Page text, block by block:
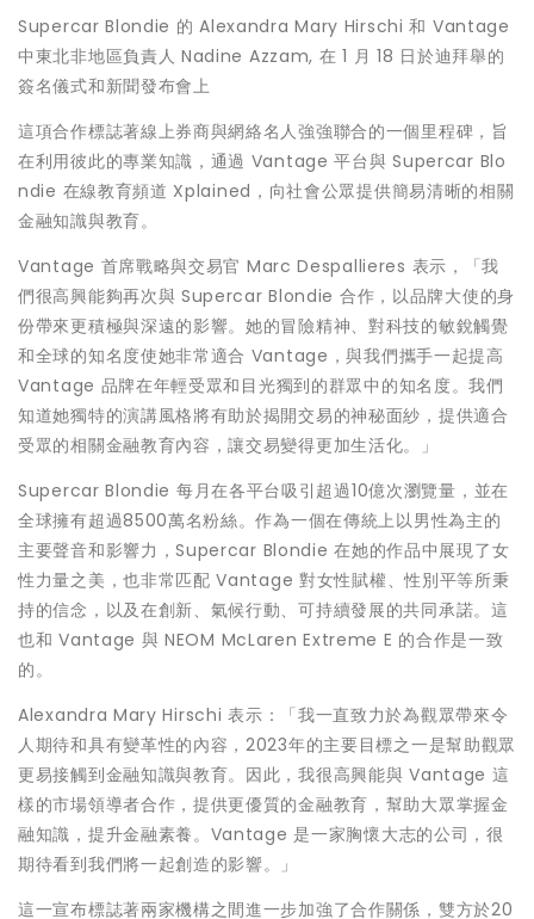
Supercar Blondie 的 Alexandra Mary Hirschi 和 Vantage
中東北非地區負責人 Nadine Azzam, 在 1 月 18 日於迪拜舉的
簽名儀式和新聞發布會上
這項合作標誌著線上券商與網絡名人強強聯合的一個里程碑，旨
在利用彼此的專業知識，通過 Vantage 平台與 Supercar Blo
ndie 在線教育頻道 Xplained，向社會公眾提供簡易清晰的相關
金融知識與教育。
Vantage 首席戰略與交易官 Marc Despallieres 表示，「我
們很高興能夠再次與 Supercar Blondie 合作，以品牌大使的身
份帶來更積極與深遠的影響。她的冒險精神、對科技的敏銳觸覺
和全球的知名度使她非常適合 Vantage，與我們攜手一起提高
Vantage 品牌在年輕受眾和目光獨到的群眾中的知名度。我們
知道她獨特的演講風格將有助於揭開交易的神秘面紗，提供適合
受眾的相關金融教育內容，讓交易變得更加生活化。」
Supercar Blondie 每月在各平台吸引超過10億次瀏覽量，並在
全球擁有超過8500萬名粉絲。作為一個在傳統上以男性為主的
主要聲音和影響力，Supercar Blondie 在她的作品中展現了女
性力量之美，也非常匹配 Vantage 對女性賦權、性別平等所秉
持的信念，以及在創新、氣候行動、可持續發展的共同承諾。這
也和 Vantage 與 NEOM McLaren Extreme E 的合作是一致
的。
Alexandra Mary Hirschi 表示：「我一直致力於為觀眾帶來令
人期待和具有變革性的內容，2023年的主要目標之一是幫助觀眾
更易接觸到金融知識與教育。因此，我很高興能與 Vantage 這
樣的市場領導者合作，提供更優質的金融教育，幫助大眾掌握金
融知識，提升金融素養。Vantage 是一家胸懷大志的公司，很
期待看到我們將一起創造的影響。」
這一宣布標誌著兩家機構之間進一步加強了合作關係，雙方於20